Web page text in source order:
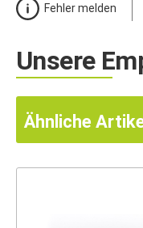
Fehler melden
Unsere
Ähnliche